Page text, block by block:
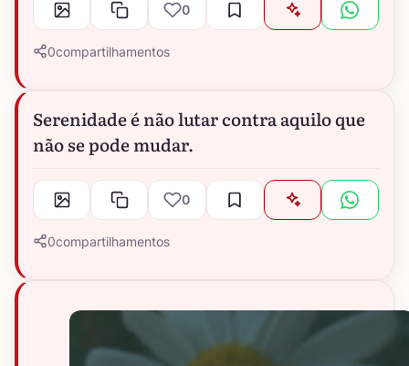
0
0compartilhamentos
Serenidade é não lutar contra aquilo que
não se pode mudar.
0
0compartilhamentos